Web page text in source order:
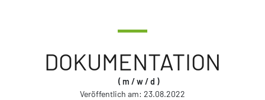
DOKUMENTATION
( m / w / d )
Veröffentlich am: 23.08.2022